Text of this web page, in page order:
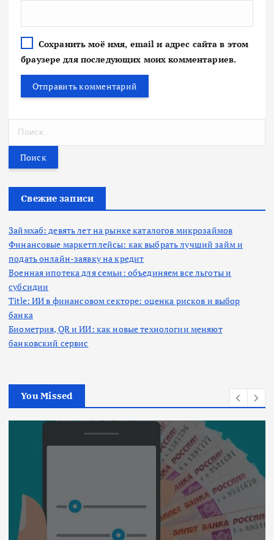
Сохранить моё имя, email и адрес сайта в этом
браузере для последующих моих комментариев.
т
Свежие записи
Займхаб: девять лет на рынке каталогов микрозаймов
Финансовые маркетплейсы: как выбрать лучший займ и
подать онлайн-заявку на кредит
Военная ипотека для семьи: объединяем все льготы и
субсидии
Title: ИИ в финансовом секторе: оценка рисков и выбор
банка
Биометрия, QR и ИИ: как новые технологии меняют
банковский сервис
You Missed